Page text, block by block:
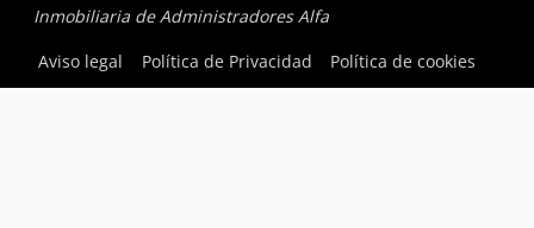
Inmobiliaria de Administradores Alfa
Aviso legal
Política de Privacidad Política de cookies